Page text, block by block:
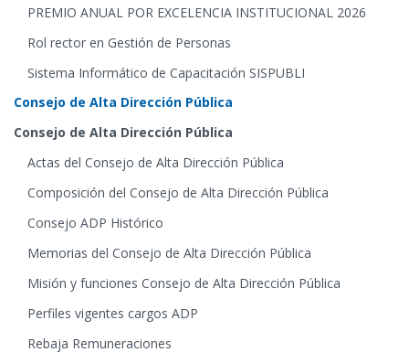
PREMIO ANUAL POR EXCELENCIA INSTITUCIONAL 2026
Rol rector en Gestión de Personas
Sistema Informático de Capacitación SISPUBLI
Consejo de Alta Dirección Pública
Consejo de Alta Dirección Pública
Actas del Consejo de Alta Dirección Pública
Composición del Consejo de Alta Dirección Pública
Consejo ADP Histórico
Memorias del Consejo de Alta Dirección Pública
Misión y funciones Consejo de Alta Dirección Pública
Perfiles vigentes cargos ADP
Rebaja Remuneraciones